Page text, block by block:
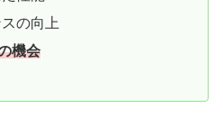
の向上
機会